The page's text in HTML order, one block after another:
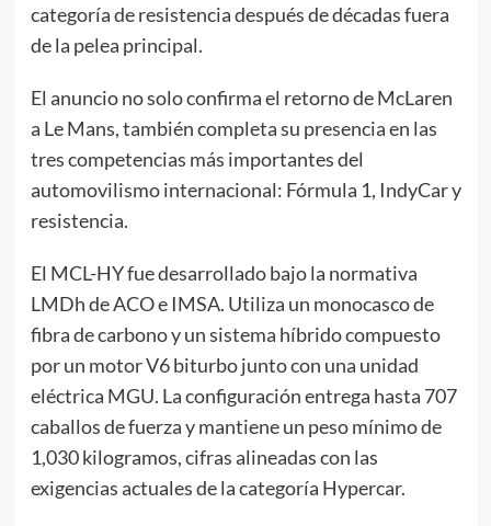
categoría de resistencia después de décadas fuera
de la pelea principal.
El anuncio no solo confirma el retorno de McLaren
a Le Mans, también completa su presencia en las
tres competencias más importantes del
automovilismo internacional: Fórmula 1, IndyCar y
resistencia.
El MCL-HY fue desarrollado bajo la normativa
LMDh de ACO e IMSA. Utiliza un monocasco de
fibra de carbono y un sistema híbrido compuesto
por un motor V6 biturbo junto con una unidad
eléctrica MGU. La configuración entrega hasta 707
caballos de fuerza y mantiene un peso mínimo de
1,030 kilogramos, cifras alineadas con las
exigencias actuales de la categoría Hypercar.